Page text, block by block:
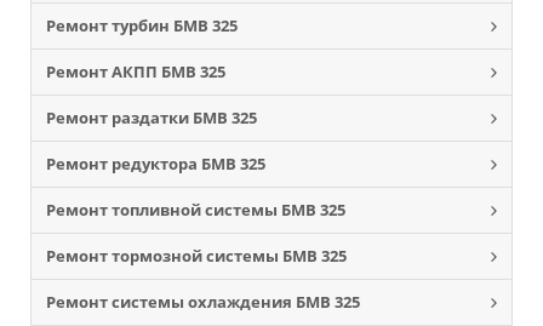
Ремонт турбин БМВ 325
Ремонт АКПП БМВ 325
Ремонт раздатки БМВ 325
Ремонт редуктора БМВ 325
Ремонт топливной системы БМВ 325
Ремонт тормозной системы БМВ 325
Ремонт системы охлаждения БМВ 325